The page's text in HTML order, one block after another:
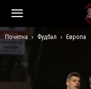
Почетна Фудбал Европа